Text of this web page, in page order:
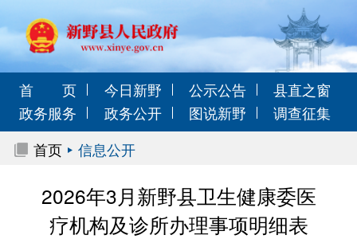
首 页 今日新野 公示公告
县直之窗
政务服务
政务公开 图说新野
调查征集
首页
信息公开
2026年3月新野县卫生健康委医
疗机构及诊所办理事项明细表